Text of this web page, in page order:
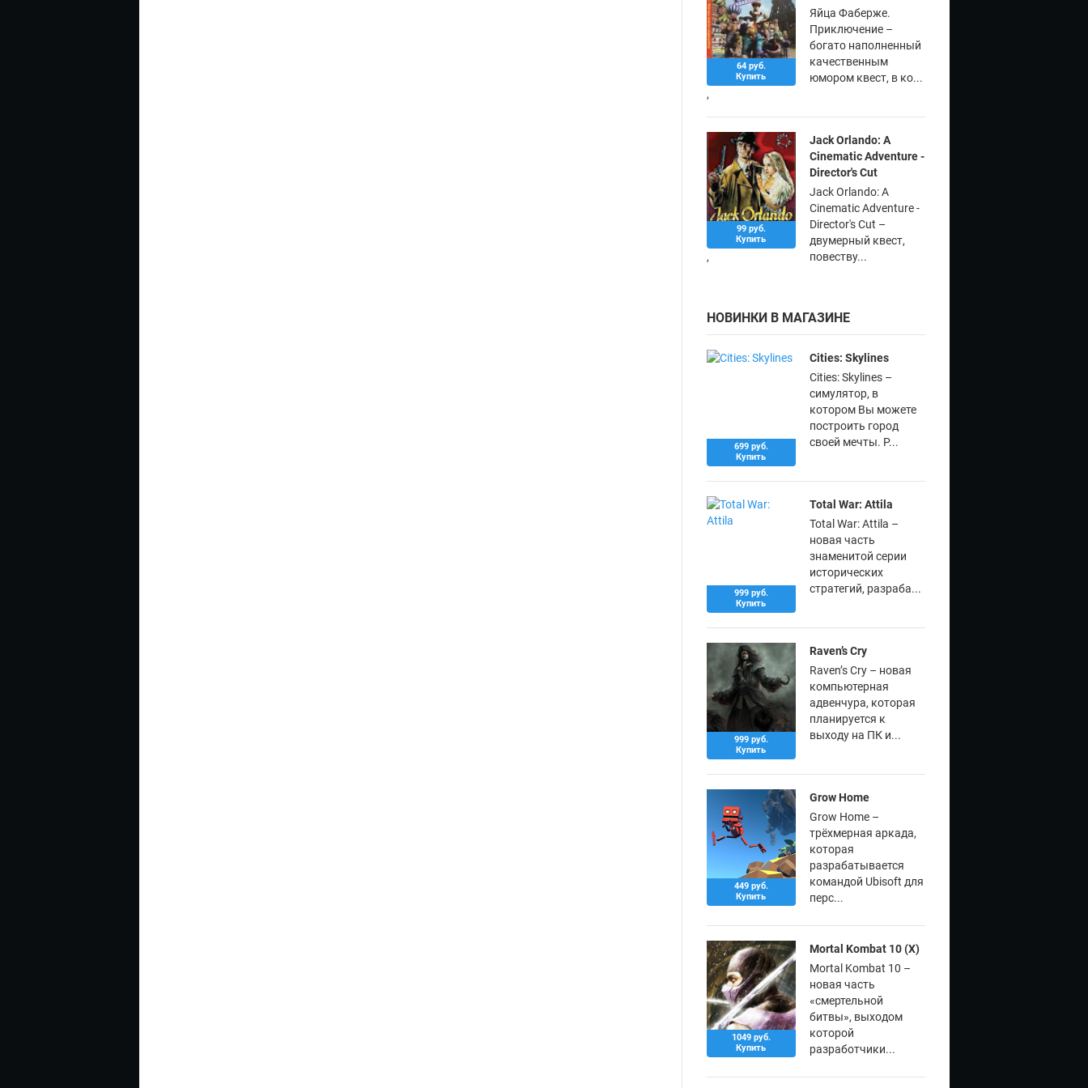
64 руб.
Купить
,
Яйца Фаберже.
Приключение –
богато наполненный
качественным
юмором квест, в ко...
99 руб.
Купить
,
Jack Orlando: A
Cinematic Adventure -
Director's Cut
Jack Orlando: A
Cinematic Adventure -
Director's Cut –
двумерный квест,
повеству...
НОВИНКИ В МАГАЗИНЕ
699 руб.
Купить
Cities: Skylines
Cities: Skylines –
симулятор, в
котором Вы можете
построить город
своей мечты. Р...
999 руб.
Купить
Total War: Attila
Total War: Attila –
новая часть
знаменитой серии
исторических
стратегий, разраба...
999 руб.
Купить
Raven’s Cry
Raven’s Cry – новая
компьютерная
адвенчура, которая
планируется к
выходу на ПК и...
449 руб.
Купить
Grow Home
Grow Home –
трёхмерная аркада,
которая
разрабатывается
командой Ubisoft для
перс...
1049 руб.
Купить
Mortal Kombat 10 (X)
Mortal Kombat 10 –
новая часть
«смертельной
битвы», выходом
которой
разработчики...